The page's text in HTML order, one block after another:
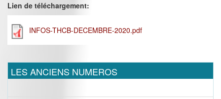
Lien de téléchargement:
INFOS-THCB-DECEMBRE-2020.pdf
LES ANCIENS NUMEROS